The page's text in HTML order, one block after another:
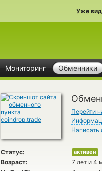
Уже
Мониторинг Обменники
Перейти
Написать
Статус: активен
Возраст: 7 лет и 4